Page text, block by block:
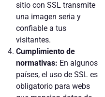
sitio con SSL transmite
una imagen seria y
confiable a tus
visitantes.
Cumplimiento de
normativas: En algunos
países, el uso de SSL es
obligatorio para webs